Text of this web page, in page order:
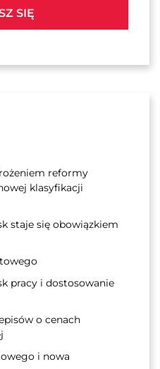
SIĘ
reformy
klasyfikacji
staje się obowiązkiem
pracy i dostosowanie
o cenach
i nowa